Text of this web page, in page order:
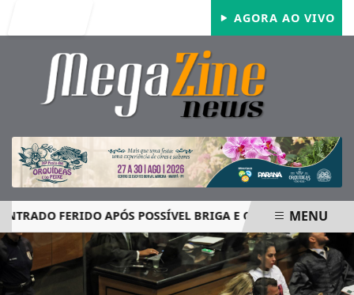
AGORA AO VIVO
FERIDO APÓS POSSÍVEL BRIGA E CASO GRAVE MOBILIZA
EM ALTA
MENU